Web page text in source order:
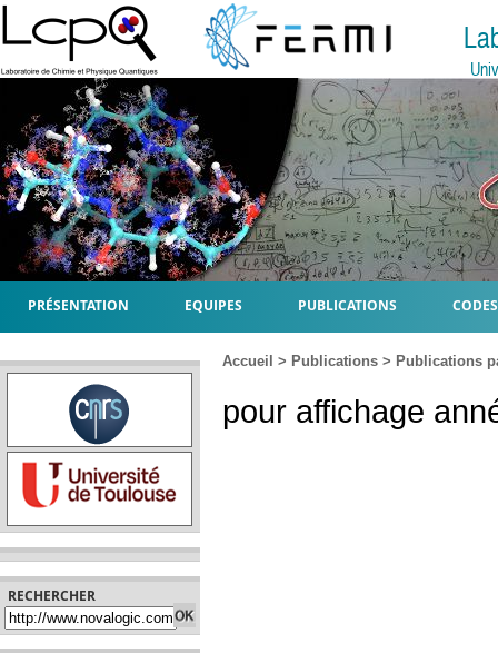
PRÉSENTATION EQUIPES PUBLICATIONS
RECHERCHER
Accueil > Publications > Publications
pour affichage